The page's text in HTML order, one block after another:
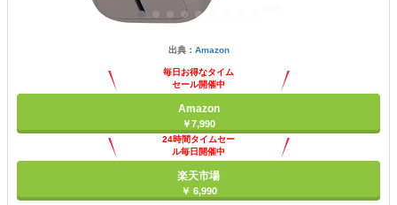
出典： Amazon
毎日お得なタイム
セール開催中
Amazon
￥7,990
24時間タイムセー
ル毎日開催中
楽天市場
￥ 6,990